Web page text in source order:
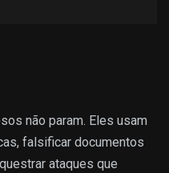
não param. Eles usam
falsificar documentos
ataques que